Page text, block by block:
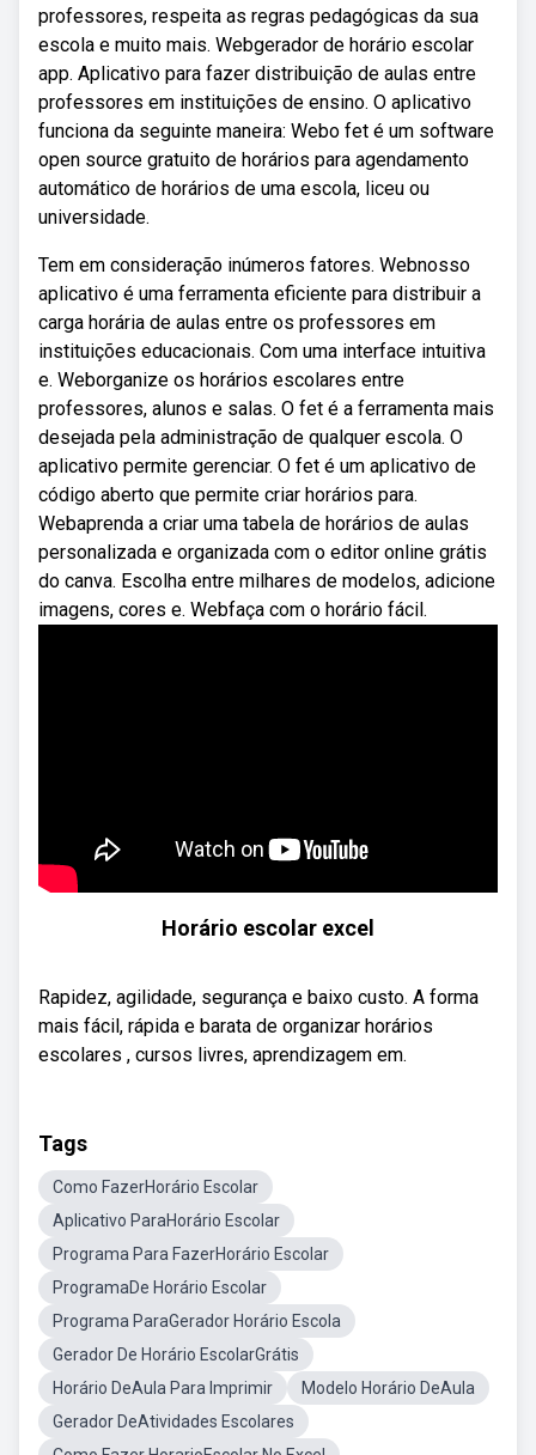
professores, respeita as regras pedagógicas da sua
escola e muito mais. Webgerador de horário escolar
app. Aplicativo para fazer distribuição de aulas entre
professores em instituições de ensino. O aplicativo
funciona da seguinte maneira: Webo fet é um software
open source gratuito de horários para agendamento
automático de horários de uma escola, liceu ou
universidade.
Tem em consideração inúmeros fatores. Webnosso
aplicativo é uma ferramenta eficiente para distribuir a
carga horária de aulas entre os professores em
instituições educacionais. Com uma interface intuitiva
e. Weborganize os horários escolares entre
professores, alunos e salas. O fet é a ferramenta mais
desejada pela administração de qualquer escola. O
aplicativo permite gerenciar. O fet é um aplicativo de
código aberto que permite criar horários para.
Webaprenda a criar uma tabela de horários de aulas
personalizada e organizada com o editor online grátis
do canva. Escolha entre milhares de modelos, adicione
imagens, cores e. Webfaça com o horário fácil.
Horário escolar excel
Rapidez, agilidade, segurança e baixo custo. A forma
mais fácil, rápida e barata de organizar horários
escolares , cursos livres, aprendizagem em.
Tags
Como FazerHorário Escolar
Aplicativo ParaHorário Escolar
Programa Para FazerHorário Escolar
ProgramaDe Horário Escolar
Programa ParaGerador Horário Escola
Gerador De Horário EscolarGrátis
Horário DeAula Para Imprimir
Modelo Horário DeAula
Gerador DeAtividades Escolares